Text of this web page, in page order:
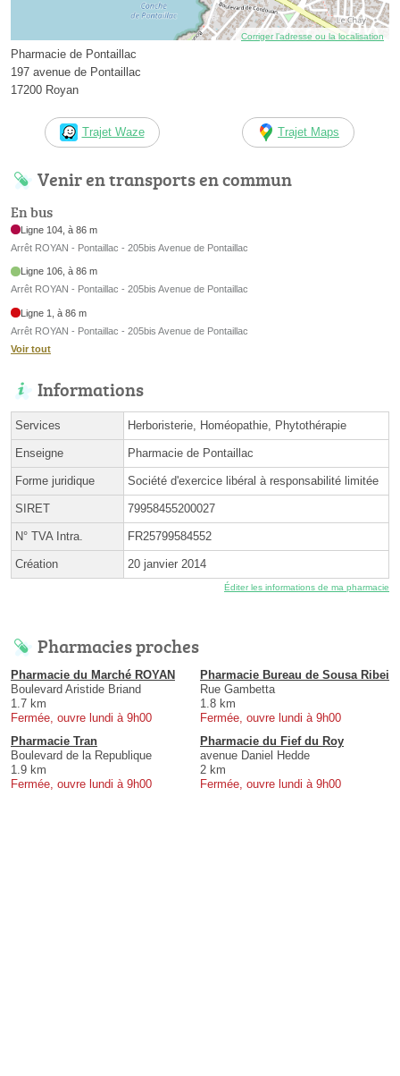
Corriger l’adresse ou la localisation
Pharmacie de Pontaillac
197 avenue de Pontaillac
17200 Royan
Trajet Waze Trajet Maps
Venir en transports en commun
En bus
Ligne 104, à 86 m
Arrêt ROYAN - Pontaillac - 205bis Avenue de Pontaillac
Ligne 106, à 86 m
Arrêt ROYAN - Pontaillac - 205bis Avenue de Pontaillac
Ligne 1, à 86 m
Arrêt ROYAN - Pontaillac - 205bis Avenue de Pontaillac
Voir tout
Informations
Services Herboristerie, Homéopathie, Phytothérapie
Enseigne Pharmacie de Pontaillac
Forme juridique Société d'exercice libéral à responsabilité limitée
SIRET 79958455200027
N° TVA Intra. FR25799584552
Création 20 janvier 2014
Éditer les informations de ma pharmacie
Pharmacies proches
Pharmacie du Marché ROYAN
Boulevard Aristide Briand
1.7 km
Fermée, ouvre lundi à 9h00
Pharmacie Bureau de Sousa Ribei
Rue Gambetta
1.8 km
Fermée, ouvre lundi à 9h00
Pharmacie Tran
Boulevard de la Republique
1.9 km
Fermée, ouvre lundi à 9h00
Pharmacie du Fief du Roy
avenue Daniel Hedde
2 km
Fermée, ouvre lundi à 9h00